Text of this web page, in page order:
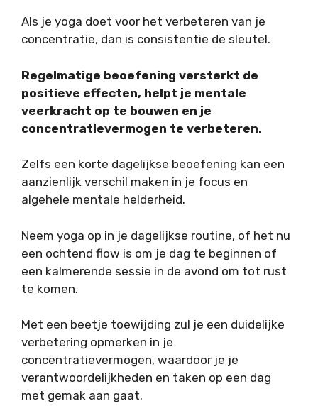
Als je yoga doet voor het verbeteren van je
concentratie, dan is consistentie de sleutel.
Regelmatige beoefening versterkt de
positieve effecten, helpt je mentale
veerkracht op te bouwen en je
concentratievermogen te verbeteren.
Zelfs een korte dagelijkse beoefening kan een
aanzienlijk verschil maken in je focus en
algehele mentale helderheid.
Neem yoga op in je dagelijkse routine, of het nu
een ochtend flow is om je dag te beginnen of
een kalmerende sessie in de avond om tot rust
te komen.
Met een beetje toewijding zul je een duidelijke
verbetering opmerken in je
concentratievermogen, waardoor je je
verantwoordelijkheden en taken op een dag
met gemak aan gaat.